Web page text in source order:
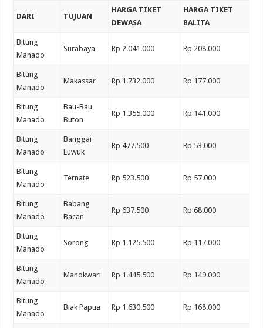
DARI TUJUAN
HARGA TIKET
DEWASA
HARGA TIKET
BALITA
Bitung
Manado
Surabaya Rp 2.041.000 Rp 208.000
Bitung
Manado
Makassar Rp 1.732.000 Rp 177.000
Bitung
Manado
Bau-Bau
Buton
Rp 1.355.000 Rp 141.000
Bitung
Manado
Banggai
Luwuk
Rp 477.500 Rp 53.000
Bitung
Manado
Ternate Rp 523.500 Rp 57.000
Bitung
Manado
Babang
Bacan
Rp 637.500 Rp 68.000
Bitung
Manado
Sorong Rp 1.125.500 Rp 117.000
Bitung
Manado
Manokwari Rp 1.445.500 Rp 149.000
Bitung
Manado
Biak Papua Rp 1.630.500 Rp 168.000